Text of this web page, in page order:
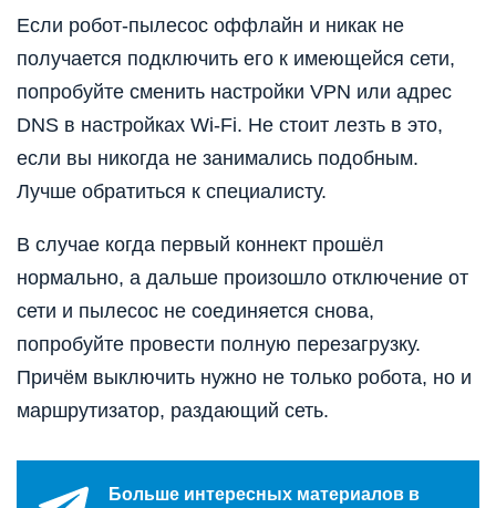
Если робот-пылесос оффлайн и никак не
получается подключить его к имеющейся сети,
попробуйте сменить настройки VPN или адрес
DNS в настройках Wi-Fi. Не стоит лезть в это,
если вы никогда не занимались подобным.
Лучше обратиться к специалисту.
В случае когда первый коннект прошёл
нормально, а дальше произошло отключение от
сети и пылесос не соединяется снова,
попробуйте провести полную перезагрузку.
Причём выключить нужно не только робота, но и
маршрутизатор, раздающий сеть.
Больше интересных материалов в